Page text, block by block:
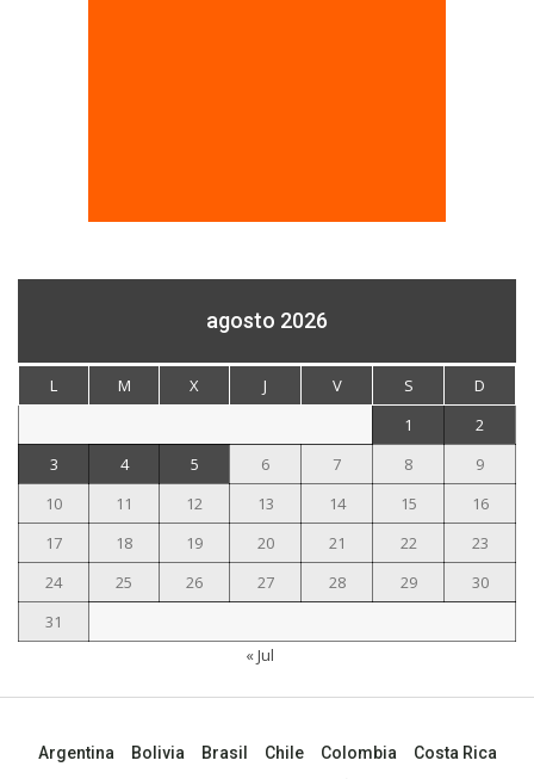
agosto 2026
L M X J V S
D
1
2
3
4 5 6 7 8
9
10
11 12 13 14 15
16
17
18 19 20 21 22
23
24
25 26 27 28 29
30
31
« Jul
Argentina Bolivia Brasil Chile Colombia
Costa Rica